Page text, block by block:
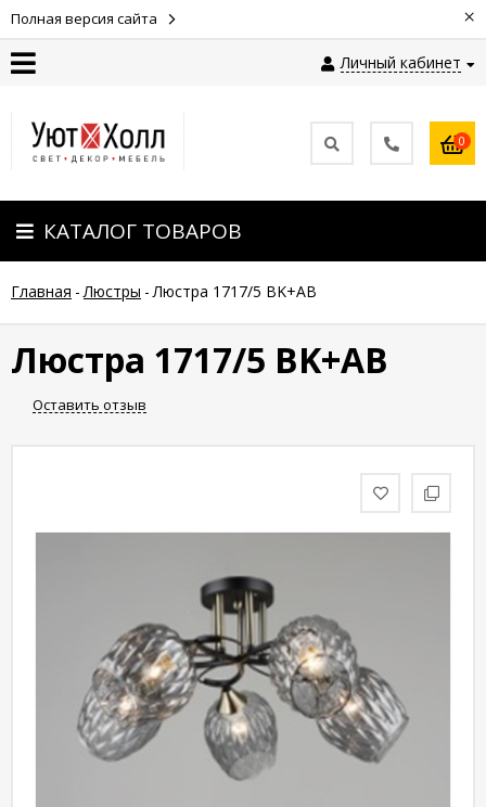
Полная версия сайта ×
Личный кабинет
Оплата
Доставка
Гарантия
возврат
Новости
конфиденциальности
0
КАТАЛОГ ТОВАРОВ
Главная - Люстры - Люстра 1717/5 BK+AB
Люстра 1717/5 BK+AB
Оставить отзыв